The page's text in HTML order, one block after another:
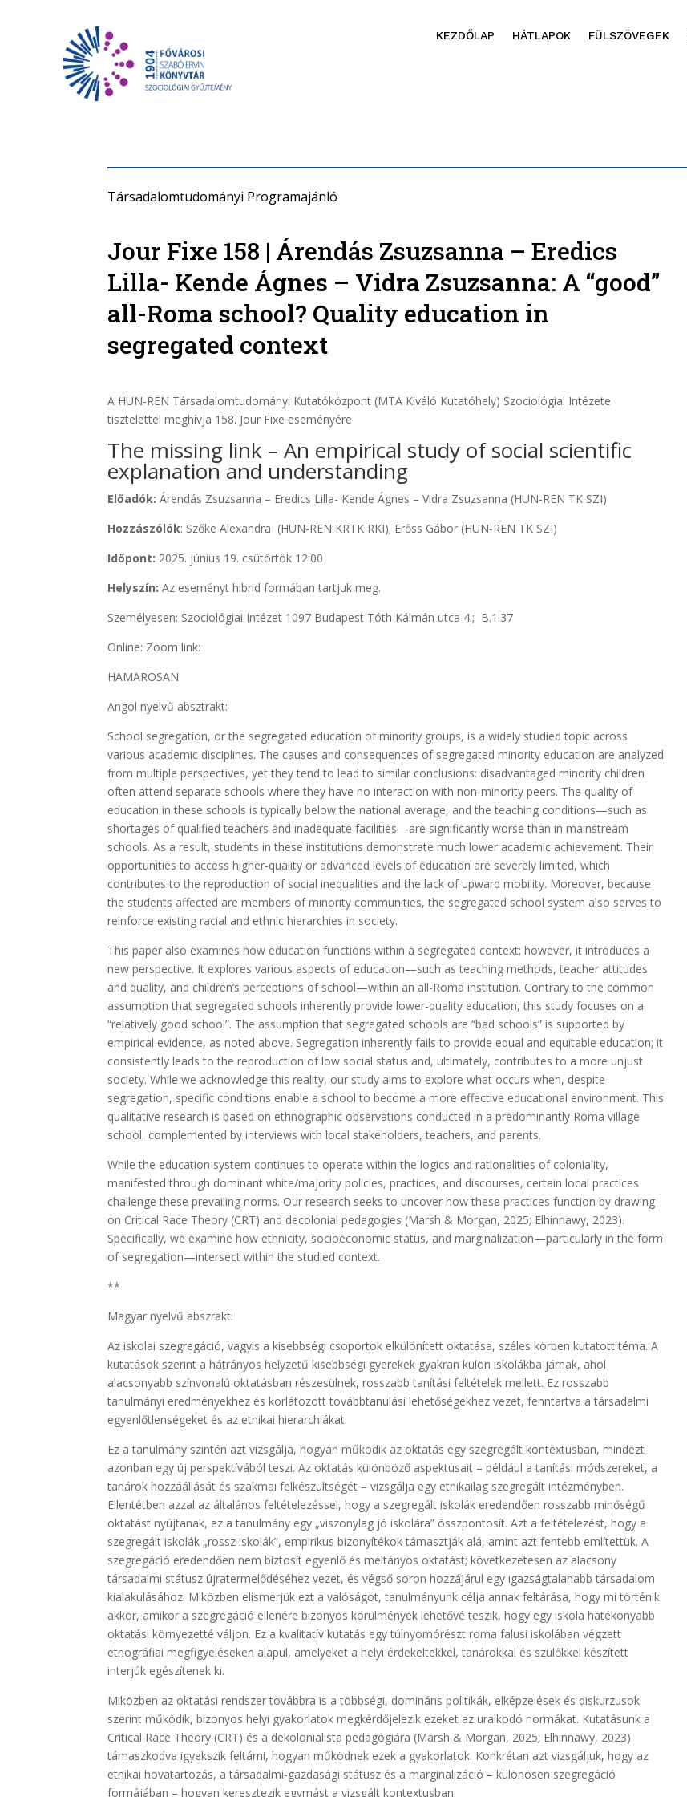
KEZDŐLAP HÁTLAPOK FÜLSZÖVEGEK
Társadalomtudományi Programajánló
Jour Fixe 158 | Árendás Zsuzsanna – Eredics
Lilla- Kende Ágnes – Vidra Zsuzsanna: A “good”
all-Roma school? Quality education in
segregated context
A HUN-REN Társadalomtudományi Kutatóközpont (MTA Kiváló Kutatóhely) Szociológiai Intézete
tisztelettel meghívja 158. Jour Fixe eseményére
The missing link – An empirical study of social scientific
explanation and understanding
Előadók: Árendás Zsuzsanna – Eredics Lilla- Kende Ágnes – Vidra Zsuzsanna (HUN-REN TK SZI)
Hozzászólók: Szőke Alexandra (HUN-REN KRTK RKI); Erőss Gábor (HUN-REN TK SZI)
Időpont: 2025. június 19. csütörtök 12:00
Helyszín:Az eseményt hibrid formában tartjuk meg.
Személyesen: Szociológiai Intézet 1097 Budapest Tóth Kálmán utca 4.; B.1.37
Online: Zoom link:
HAMAROSAN
Angol nyelvű absztrakt:
School segregation, or the segregated education of minority groups, is a widely studied topic across
various academic disciplines. The causes and consequences of segregated minority education are analyzed
from multiple perspectives, yet they tend to lead to similar conclusions: disadvantaged minority children
often attend separate schools where they have no interaction with non-minority peers. The quality of
education in these schools is typically below the national average, and the teaching conditions—such as
shortages of qualified teachers and inadequate facilities—are significantly worse than in mainstream
schools. As a result, students in these institutions demonstrate much lower academic achievement. Their
opportunities to access higher-quality or advanced levels of education are severely limited, which
contributes to the reproduction of social inequalities and the lack of upward mobility. Moreover, because
the students affected are members of minority communities, the segregated school system also serves to
reinforce existing racial and ethnic hierarchies in society.
This paper also examines how education functions within a segregated context; however, it introduces a
new perspective. It explores various aspects of education—such as teaching methods, teacher attitudes
and quality, and children’s perceptions of school—within an all-Roma institution. Contrary to the common
assumption that segregated schools inherently provide lower-quality education, this study focuses on a
“relatively good school”. The assumption that segregated schools are “bad schools” is supported by
empirical evidence, as noted above. Segregation inherently fails to provide equal and equitable education; it
consistently leads to the reproduction of low social status and, ultimately, contributes to a more unjust
society. While we acknowledge this reality, our study aims to explore what occurs when, despite
segregation, specific conditions enable a school to become a more effective educational environment. This
qualitative research is based on ethnographic observations conducted in a predominantly Roma village
school, complemented by interviews with local stakeholders, teachers, and parents.
While the education system continues to operate within the logics and rationalities of coloniality,
manifested through dominant white/majority policies, practices, and discourses, certain local practices
challenge these prevailing norms. Our research seeks to uncover how these practices function by drawing
on Critical Race Theory (CRT) and decolonial pedagogies (Marsh & Morgan, 2025; Elhinnawy, 2023).
Specifically, we examine how ethnicity, socioeconomic status, and marginalization—particularly in the form
of segregation—intersect within the studied context.
**
Magyar nyelvű abszrakt:
Az iskolai szegregáció, vagyis a kisebbségi csoportok elkülönített oktatása, széles körben kutatott téma. A
kutatások szerint a hátrányos helyzetű kisebbségi gyerekek gyakran külön iskolákba járnak, ahol
alacsonyabb színvonalú oktatásban részesülnek, rosszabb tanítási feltételek mellett. Ez rosszabb
tanulmányi eredményekhez és korlátozott továbbtanulási lehetőségekhez vezet, fenntartva a társadalmi
egyenlőtlenségeket és az etnikai hierarchiákat.
Ez a tanulmány szintén azt vizsgálja, hogyan működik az oktatás egy szegregált kontextusban, mindezt
azonban egy új perspektívából teszi. Az oktatás különböző aspektusait – például a tanítási módszereket, a
tanárok hozzáállását és szakmai felkészültségét – vizsgálja egy etnikailag szegregált intézményben.
Ellentétben azzal az általános feltételezéssel, hogy a szegregált iskolák eredendően rosszabb minőségű
oktatást nyújtanak, ez a tanulmány egy „viszonylag jó iskolára” összpontosít. Azt a feltételezést, hogy a
szegregált iskolák „rossz iskolák”, empirikus bizonyítékok támasztják alá, amint azt fentebb említettük. A
szegregáció eredendően nem biztosít egyenlő és méltányos oktatást; következetesen az alacsony
társadalmi státusz újratermelődéséhez vezet, és végső soron hozzájárul egy igazságtalanabb társadalom
kialakulásához. Miközben elismerjük ezt a valóságot, tanulmányunk célja annak feltárása, hogy mi történik
akkor, amikor a szegregáció ellenére bizonyos körülmények lehetővé teszik, hogy egy iskola hatékonyabb
oktatási környezetté váljon. Ez a kvalitatív kutatás egy túlnyomórészt roma falusi iskolában végzett
etnográfiai megfigyeléseken alapul, amelyeket a helyi érdekeltekkel, tanárokkal és szülőkkel készített
interjúk egészítenek ki.
Miközben az oktatási rendszer továbbra is a többségi, domináns politikák, elképzelések és diskurzusok
szerint működik, bizonyos helyi gyakorlatok megkérdőjelezik ezeket az uralkodó normákat. Kutatásunk a
Critical Race Theory (CRT) és a dekolonialista pedagógiára (Marsh & Morgan, 2025; Elhinnawy, 2023)
támaszkodva igyekszik feltárni, hogyan működnek ezek a gyakorlatok. Konkrétan azt vizsgáljuk, hogy az
etnikai hovatartozás, a társadalmi-gazdasági státusz és a marginalizáció – különösen szegregáció
formájában – hogyan keresztezik egymást a vizsgált kontextusban.